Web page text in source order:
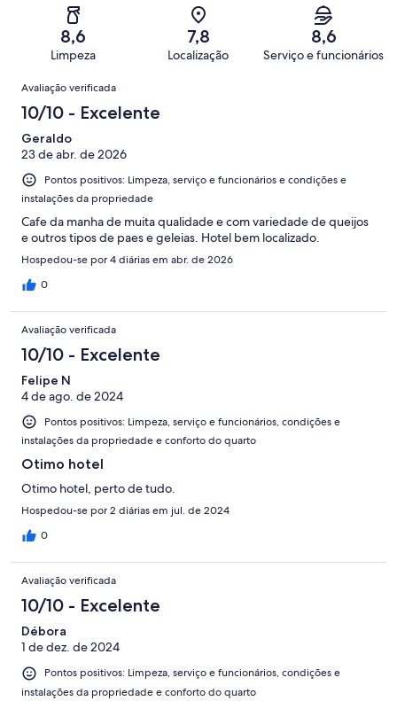
avaliações
avaliações
1002
avaliações
8,6
Limpeza
7,8
Localização
8,6
Serviço e funcionários
Avaliações
Avaliação verificada
10/10 - Excelente
Geraldo
23 de abr. de 2026
Pontos positivos: Limpeza, serviço e funcionários e condições e
instalações da propriedade
Cafe da manha de muita qualidade e com variedade de queijos
e outros tipos de paes e geleias. Hotel bem localizado.
Hospedou-se por 4 diárias em abr. de 2026
0
Avaliação verificada
10/10 - Excelente
Felipe N
4 de ago. de 2024
Pontos positivos: Limpeza, serviço e funcionários, condições e
instalações da propriedade e conforto do quarto
Otimo hotel
Otimo hotel, perto de tudo.
Hospedou-se por 2 diárias em jul. de 2024
0
Avaliação verificada
10/10 - Excelente
Débora
1 de dez. de 2024
Pontos positivos: Limpeza, serviço e funcionários, condições e
instalações da propriedade e conforto do quarto